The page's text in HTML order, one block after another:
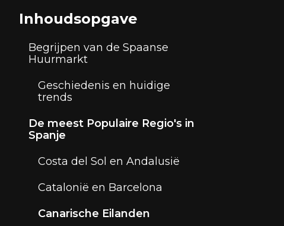
Inhoudsopgave
Begrijpen van de Spaanse
Huurmarkt
Geschiedenis en huidige
trends
De meest Populaire Regio's in
Spanje
Costa del Sol en Andalusië
Catalonië en Barcelona
Canarische Eilanden